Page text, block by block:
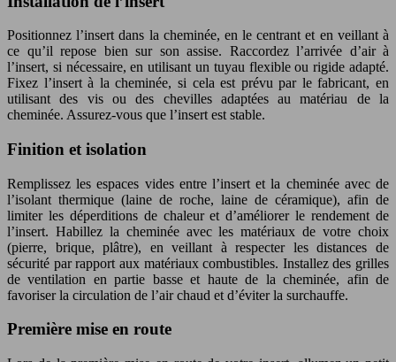
Positionnez l’insert dans la cheminée, en le centrant et en veillant à
ce qu’il repose bien sur son assise. Raccordez l’arrivée d’air à
l’insert, si nécessaire, en utilisant un tuyau flexible ou rigide adapté.
Fixez l’insert à la cheminée, si cela est prévu par le fabricant, en
utilisant des vis ou des chevilles adaptées au matériau de la
cheminée. Assurez-vous que l’insert est stable.
Finition et isolation
Remplissez les espaces vides entre l’insert et la cheminée avec de
l’isolant thermique (laine de roche, laine de céramique), afin de
limiter les déperditions de chaleur et d’améliorer le rendement de
l’insert. Habillez la cheminée avec les matériaux de votre choix
(pierre, brique, plâtre), en veillant à respecter les distances de
sécurité par rapport aux matériaux combustibles. Installez des grilles
de ventilation en partie basse et haute de la cheminée, afin de
favoriser la circulation de l’air chaud et d’éviter la surchauffe.
Première mise en route